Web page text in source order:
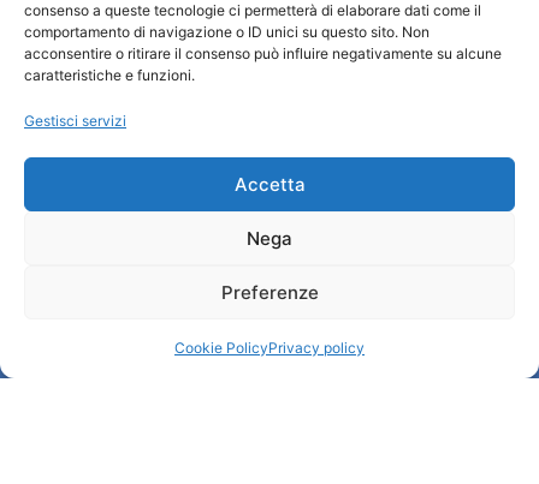
consenso a queste tecnologie ci permetterà di elaborare dati come il
comportamento di navigazione o ID unici su questo sito. Non
acconsentire o ritirare il consenso può influire negativamente su alcune
caratteristiche e funzioni.
Gestisci servizi
Accetta
Nega
Preferenze
Cookie PolicyPrivacy policy
Chi siamo
Informazioni e Accoglienza Turistica/IAT
Cookie Policy
Amministrazione trasparente